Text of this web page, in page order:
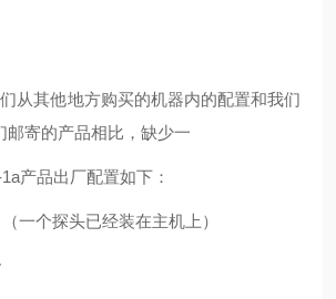
从其他地方购买的机器内的配置和我们
邮寄的产品相比，缺少一
产品出厂配置如下：
一个探头已经装在主机上）